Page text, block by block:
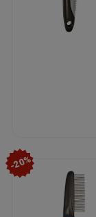
-20%